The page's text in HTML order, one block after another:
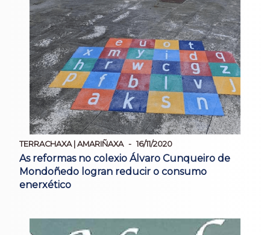
TERRACHAXA | AMARIÑAXA 16/11/2020
As reformas no colexio Álvaro Cunqueiro de
Mondoñedo logran reducir o consumo
enerxético